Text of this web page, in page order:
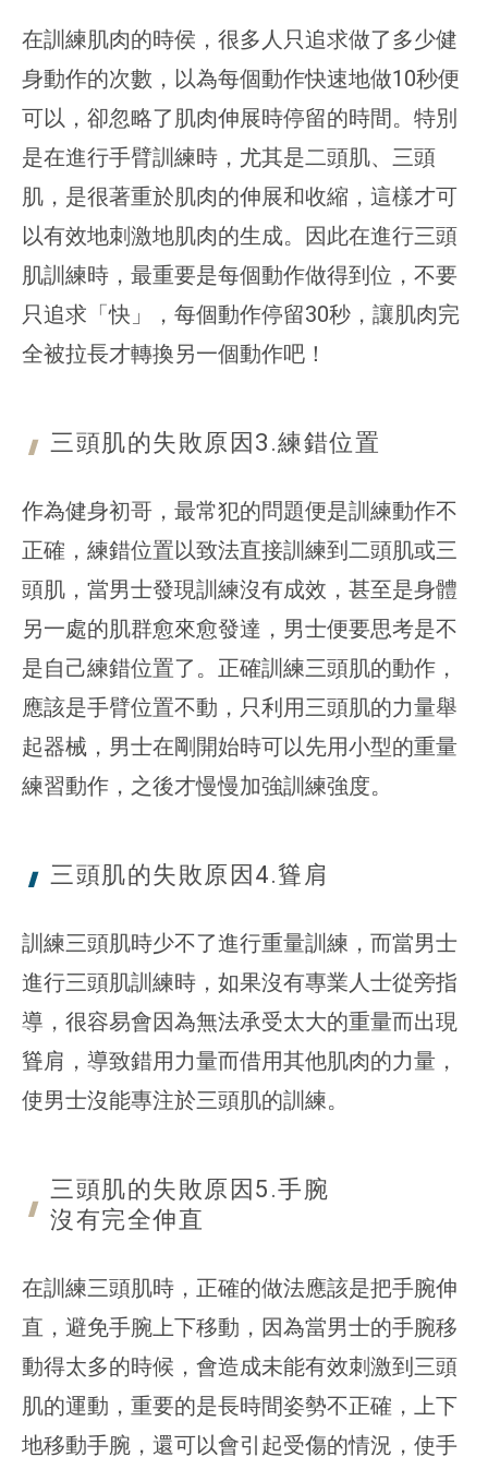
在訓練肌肉的時侯，很多人只追求做了多少健
身動作的次數，以為每個動作快速地做10秒便
可以，卻忽略了肌肉伸展時停留的時間。特別
是在進行手臂訓練時，尤其是二頭肌、三頭
肌，是很著重於肌肉的伸展和收縮，這樣才可
以有效地刺激地肌肉的生成。因此在進行三頭
肌訓練時，最重要是每個動作做得到位，不要
只追求「快」，每個動作停留30秒，讓肌肉完
全被拉長才轉換另一個動作吧！
三頭肌的失敗原因3.練錯位置
作為健身初哥，最常犯的問題便是訓練動作不
正確，練錯位置以致法直接訓練到二頭肌或三
頭肌，當男士發現訓練沒有成效，甚至是身體
另一處的肌群愈來愈發達，男士便要思考是不
是自己練錯位置了。正確訓練三頭肌的動作，
應該是手臂位置不動，只利用三頭肌的力量舉
起器械，男士在剛開始時可以先用小型的重量
練習動作，之後才慢慢加強訓練強度。
三頭肌的失敗原因4.聳肩
訓練三頭肌時少不了進行重量訓練，而當男士
進行三頭肌訓練時，如果沒有專業人士從旁指
導，很容易會因為無法承受太大的重量而出現
聳肩，導致錯用力量而借用其他肌肉的力量，
使男士沒能專注於三頭肌的訓練。
三頭肌的失敗原因5.手腕
沒有完全伸直
在訓練三頭肌時，正確的做法應該是把手腕伸
直，避免手腕上下移動，因為當男士的手腕移
動得太多的時候，會造成未能有效刺激到三頭
肌的運動，重要的是長時間姿勢不正確，上下
地移動手腕，還可以會引起受傷的情況，使手